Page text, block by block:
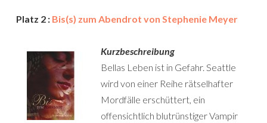
Platz 2 : Bis(s) zum Abendrot von Stephenie Meyer
Kurzbeschreibung
Bellas Leben ist in Gefahr. Seattle
wird von einer Reihe rätselhafter
Mordfälle erschüttert, ein
offensichtlich blutrünstiger Vampir